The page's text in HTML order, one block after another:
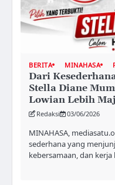
BERITA MINAHASA
Dari
Stella Diane
Lowian Lebih
Redaksi 03/06/2026
MINAHASA,
sederhana yang
kebersamaan, dan